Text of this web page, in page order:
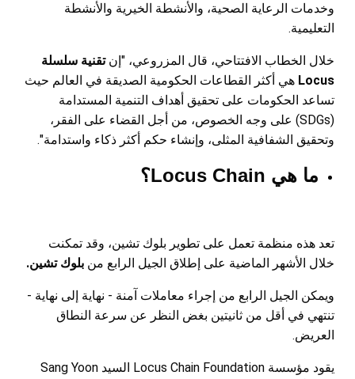
وخدمات الرعاية الصحية، والأنشطة الخيرية والأنشطة
التعليمية.
خلال الخطاب الافتتاحي، قال المزروعي، "إنتقنية سلسلة
Locus هي أكثر القطاعات الحكومية الصديقة في العالم حيث
تساعد الحكومات على تحقيق أهداف التنمية المستدامة
(
SDGs) على وجه الخصوص، من أجل القضاء على الفقر،
وتحقيق الشفافية المثلى، وإنشاء حكم أكثر ذكاء واستدامة".
ما هي Locus Chain؟
تعد هذه منظمة تعمل على تطوير بلوك تشين، وقد تمكنت
خلال الأشهر الماضية على إطلاق الجيل الرابع من بلوك تشين.
ويمكن الجيل الرابع من إجراء معاملات آمنة - نهاية إلى نهاية -
تنتهي في أقل من ثانيتين بغض النظر عن سرعة النطاق
العريض.
يقود مؤسسة Locus Chain Foundation السيد Sang Yoon